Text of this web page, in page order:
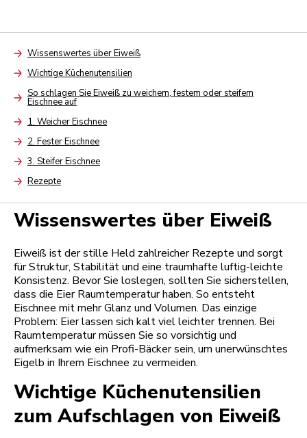
ArrowWissenswertes über Eiweiß
ArrowWichtige Küchenutensilien
Arrow
So schlagen Sie Eiweiß zu weichem, festem oder steifem
Eischnee auf
Arrow1. Weicher Eischnee
Arrow2. Fester Eischnee
Arrow3. Steifer Eischnee
ArrowRezepte
Wissenswertes über Eiweiß
Eiweiß ist der stille Held zahlreicher Rezepte und sorgt
für Struktur, Stabilität und eine traumhafte luftig-leichte
Konsistenz. Bevor Sie loslegen, sollten Sie sicherstellen,
dass die Eier Raumtemperatur haben. So entsteht
Eischnee mit mehr Glanz und Volumen. Das einzige
Problem: Eier lassen sich kalt viel leichter trennen. Bei
Raumtemperatur müssen Sie so vorsichtig und
aufmerksam wie ein Profi-Bäcker sein, um unerwünschtes
Eigelb in Ihrem Eischnee zu vermeiden.
Wichtige Küchenutensilien
zum Aufschlagen von Eiweiß